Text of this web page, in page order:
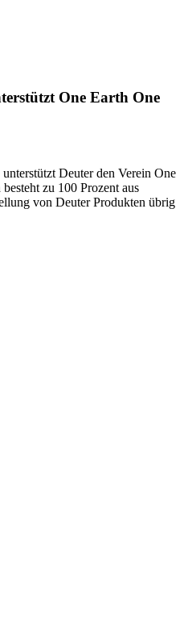
One Earth One
Deuter den Verein One
zu 100 Prozent aus
von Deuter Produkten übrig